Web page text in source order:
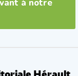
à notre